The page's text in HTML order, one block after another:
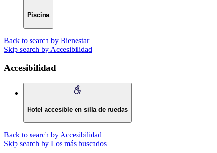
Piscina
Back to search by Bienestar
Skip search by Accesibilidad
Accesibilidad
Hotel accesible en silla de ruedas
Back to search by Accesibilidad
Skip search by Los más buscados